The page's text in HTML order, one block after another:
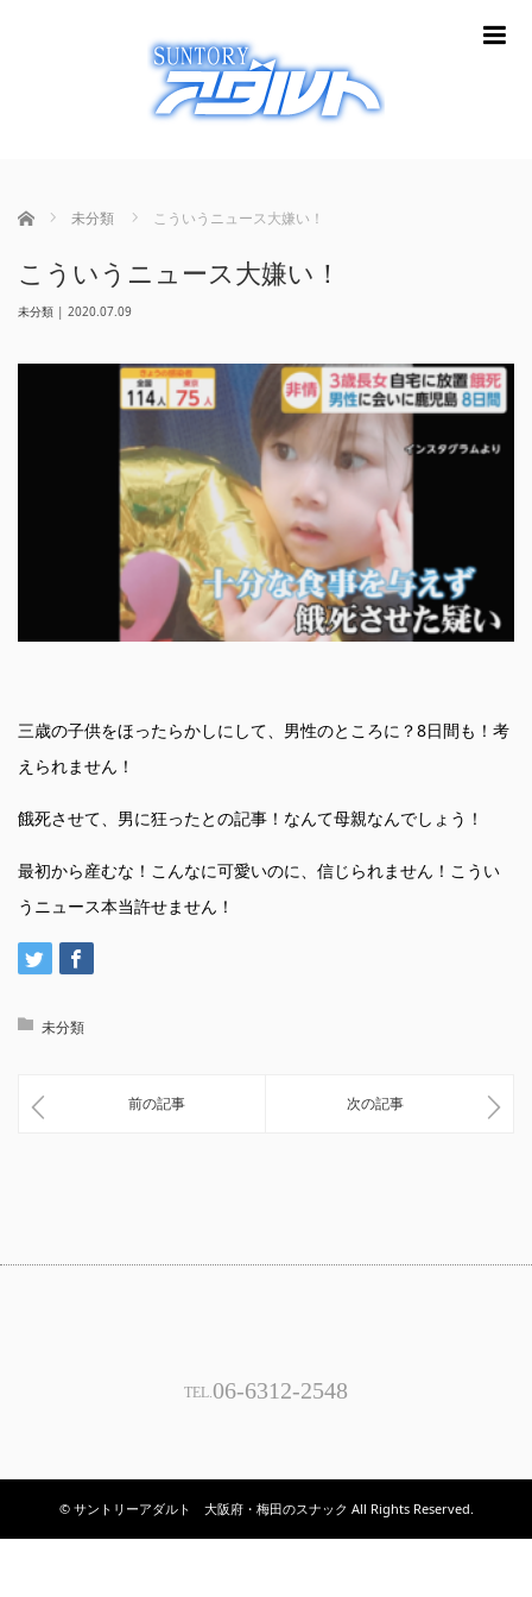
ホーム 未分類 こういうニュース大嫌い！
こういうニュース大嫌い！
未分類 | 2020.07.09
三歳の子供をほったらかしにして、男性のところに？8日間も！考
えられません！
餓死させて、男に狂ったとの記事！なんて母親なんでしょう！
最初から産むな！こんなに可愛いのに、信じられません！こうい
うニュース本当許せません！
未分類
前の記事 次の記事
TEL.06-6312-2548
© サントリーアダルト 大阪府・梅田のスナック All Rights Reserved.